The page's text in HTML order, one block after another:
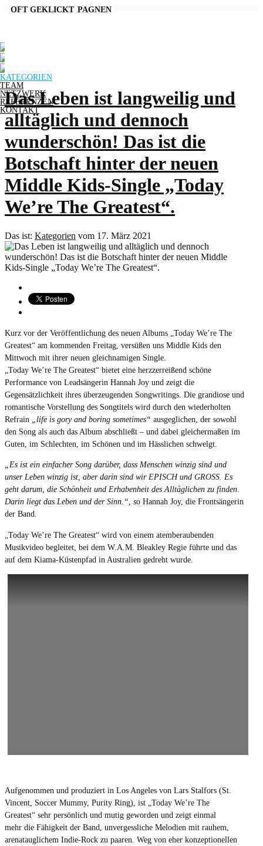
KATEGORIEN
TEAM
NETZWERK
REFERENZEN
KONTAKT
Das Leben ist langweilig und
alltäglich und dennoch
wunderschön! Das ist die
Botschaft hinter der neuen
Middle Kids-Single „Today
We’re The Greatest“.
Das ist: Kategorien vom 17. März 2021
Kurz vor der Veröffentlichung des neuen Albums „Today We’re The
Greatest“ am kommenden Freitag, versüßen uns Middle Kids den
Mittwoch mit ihrer neuen gleichnamigen Single.
„Today We’re The Greatest“ bietet eine herzzerreißend schöne
Performance von Leadsängerin Hannah Joy und zeigt die
Gegensätzlichkeit ihres überzeugenden Songwritings. Die grandiose und
romantische Vorstellung des Songtitels wird durch den wiederholten
Refrain
„life is gory and boring sometimes“ ausgeglichen, der sowohl
den Song als auch das Album abschließt – und dabei gleichermaßen im
Guten, im Schlechten, im Schönen und im Hässlichen schwelgt.
„Es ist ein einfacher Song darüber, dass Menschen winzig sind und
unser Leben winzig ist, aber darin sind wir EPISCH und GROSS. Es
geht darum, die Schönheit und Erhabenheit des Alltäglichen zu finden.
Darin liegt das Leben und der Sinn.“, so Hannah Joy, die Frontsängerin
der Band.
„Today We’re The Greatest“ wird von einem atemberaubenden
Musikvideo begleitet, bei dem W.A.M. Bleakley Regie führte und das
auf dem Kiama-Küstenpfad in Australien gedreht wurde.
Aufgenommen und produziert in Los Angeles von Lars Stalfors (St.
Vincent, Soccer Mummy, Purity Ring), ist „Today We’re The
Greatest“ sehr persönlich und mutig geworden und zeigt einmal
mehr die Fähigkeit der Band, unvergessliche Melodien mit rauhem,
arenatauglichem Indie-Rock zu paaren. Weg von eher konzeptionellen
AKTUELLE KAMPAGNEN
OFT GEKLICKT